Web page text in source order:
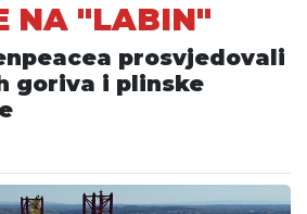
NA "LABIN"
prosvjedovali
goriva i plinske